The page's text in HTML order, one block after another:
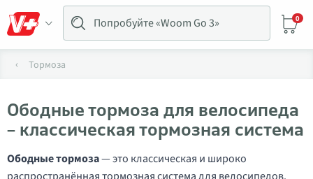
0
Тормоза
Ободные тормоза для велосипеда
– классическая тормозная система
Ободные тормоза— это классическая и широко